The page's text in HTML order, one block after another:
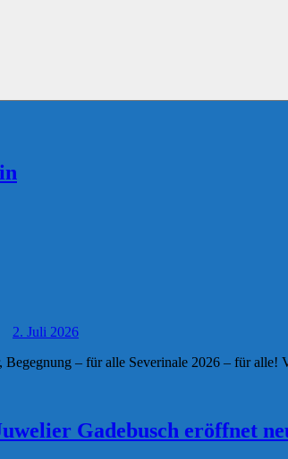
2. Juli 2026
– für alle Severinale 2026 – für
Gadebusch eröffnet